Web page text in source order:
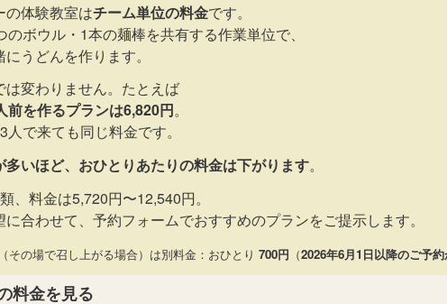
の体験教室はチーム単位の料金です。
のボウル・1本の麺棒を共有する作業単位で、
うどんを作ります。
は変わりません。たとえば
前を作るプランは6,820円。
で来ても同じ料金です。
多いほど、おひとりあたりの料金は下がります。
、料金は5,720円〜12,540円。
に合わせて、予約フォームでおすすめのプランをご提示します。
その場で召し上がる場合）は別料金：おひとり700円 （2026年6月1日以降のご予
料金を見る